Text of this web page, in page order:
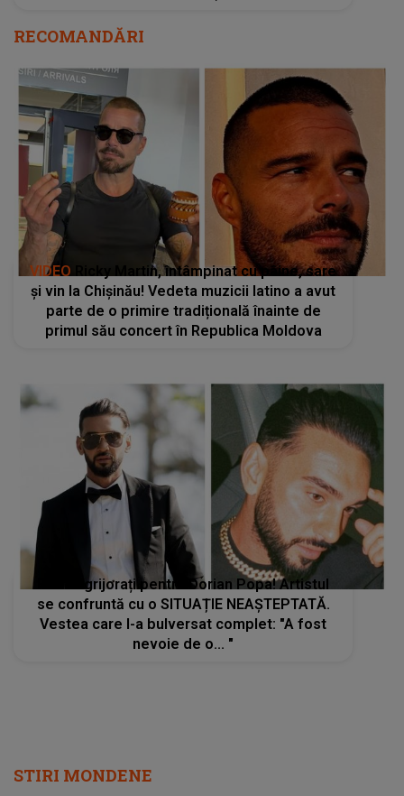
VIDEORicky Martin, întâmpinat cu pâine, sare
și vin la Chișinău! Vedeta muzicii latino a avut
parte de o primire tradițională înainte de
primul său concert în Republica Moldova
Fanii îngrijorați pentru Dorian Popa! Artistul
se confruntă cu o SITUAȚIE NEAȘTEPTATĂ.
Vestea care l-a bulversat complet: "A fost
nevoie de o... "
STIRI MONDENE